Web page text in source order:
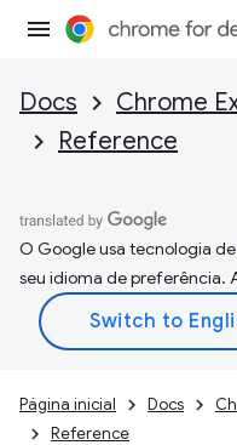
Docs Chrome
Reference
O Google usa tecnologia
seu idioma de preferência.
Página inicial Docs
Reference